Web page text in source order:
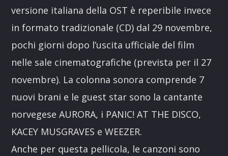
versione italiana della OST è reperibile invece
in formato tradizionale (CD) dal 29 novembre,
pochi giorni dopo l’uscita ufficiale del film
nelle sale cinematografiche (prevista per il 27
novembre). La colonna sonora comprende 7
nuovi brani e le guest star sono la cantante
norvegese AURORA, i PANIC! AT THE DISCO,
KACEY MUSGRAVES e WEEZER.
Anche per questa pellicola, le canzoni sono